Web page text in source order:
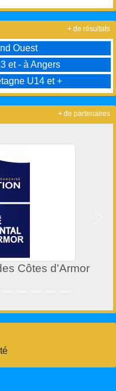
Ouest
et - à Angers
U14 et +
+ de résultats
Côtes d'Armor
+ de partenaires